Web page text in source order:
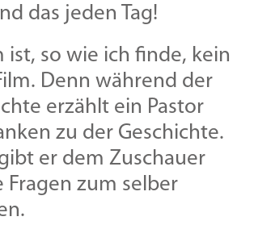
das jeden Tag!
ist, so wie ich finde, kein
Denn während der
erzählt ein Pastor
zu der Geschichte.
er dem Zuschauer
Fragen zum selber